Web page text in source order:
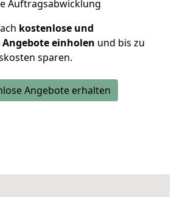
Auftragsabwicklung
kostenlose und
einholen und bis zu
sparen.
Angebote erhalten